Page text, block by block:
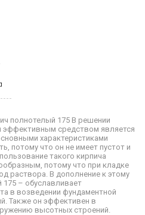
полнотелый 175 В решении
эффективным средством является
характеристиками
потому что он не имеет пустот и
такого кирпича
потому что при кладке
раствора. В дополнение к этому
175 – обуславливает
в возведении фундаментной
Также он эффективен в
высотных строений.